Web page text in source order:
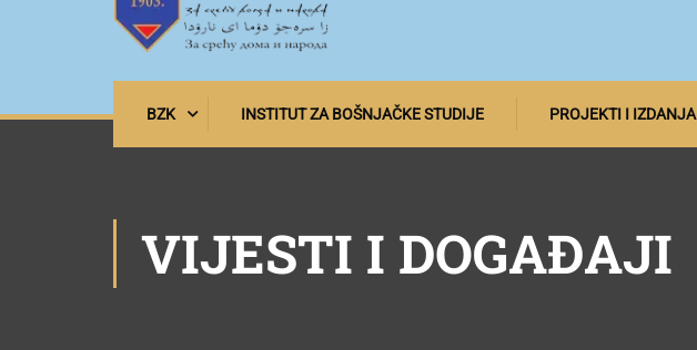
BZK INSTITUT ZA BOŠNJAČKE STUDIJE PROJEKTI I IZDANJA
VIJESTI I DOGAĐAJI